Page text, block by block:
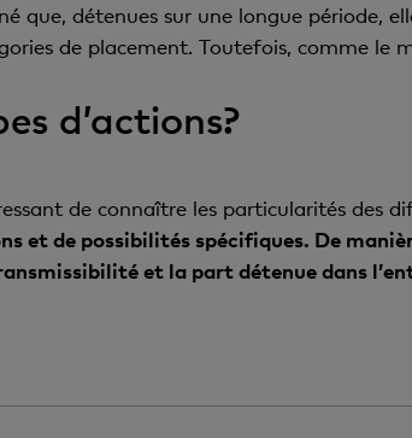
que, détenues sur une longue période,
de placement. Toutefois, comme le
d’actions?
de connaître les particularités des
et de possibilités spécifiques. De
et la part détenue dans